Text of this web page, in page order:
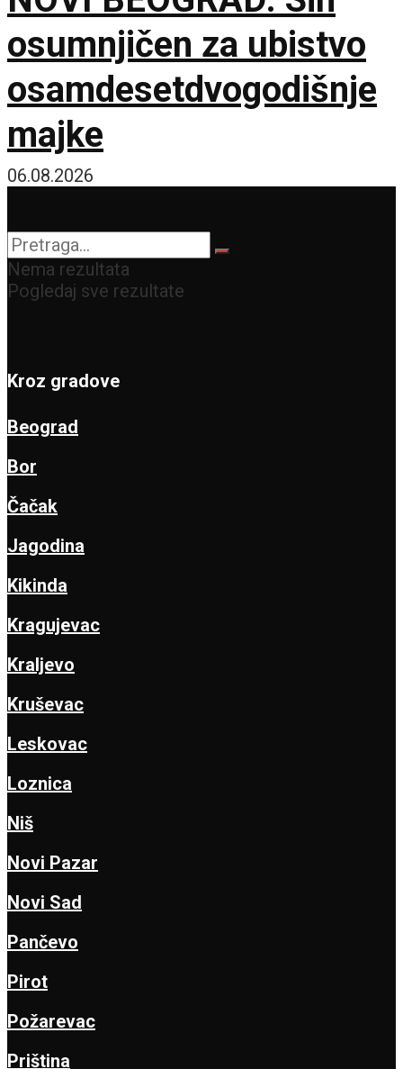
osumnjičen za ubistvo
osamdesetdvogodišnje
majke
06.08.2026
Nema rezultata
Pogledaj sve rezultate
Kroz gradove
Beograd
Bor
Čačak
Jagodina
Kikinda
Kragujevac
Kraljevo
Kruševac
Leskovac
Loznica
Niš
Novi Pazar
Novi Sad
Pančevo
Pirot
Požarevac
Priština